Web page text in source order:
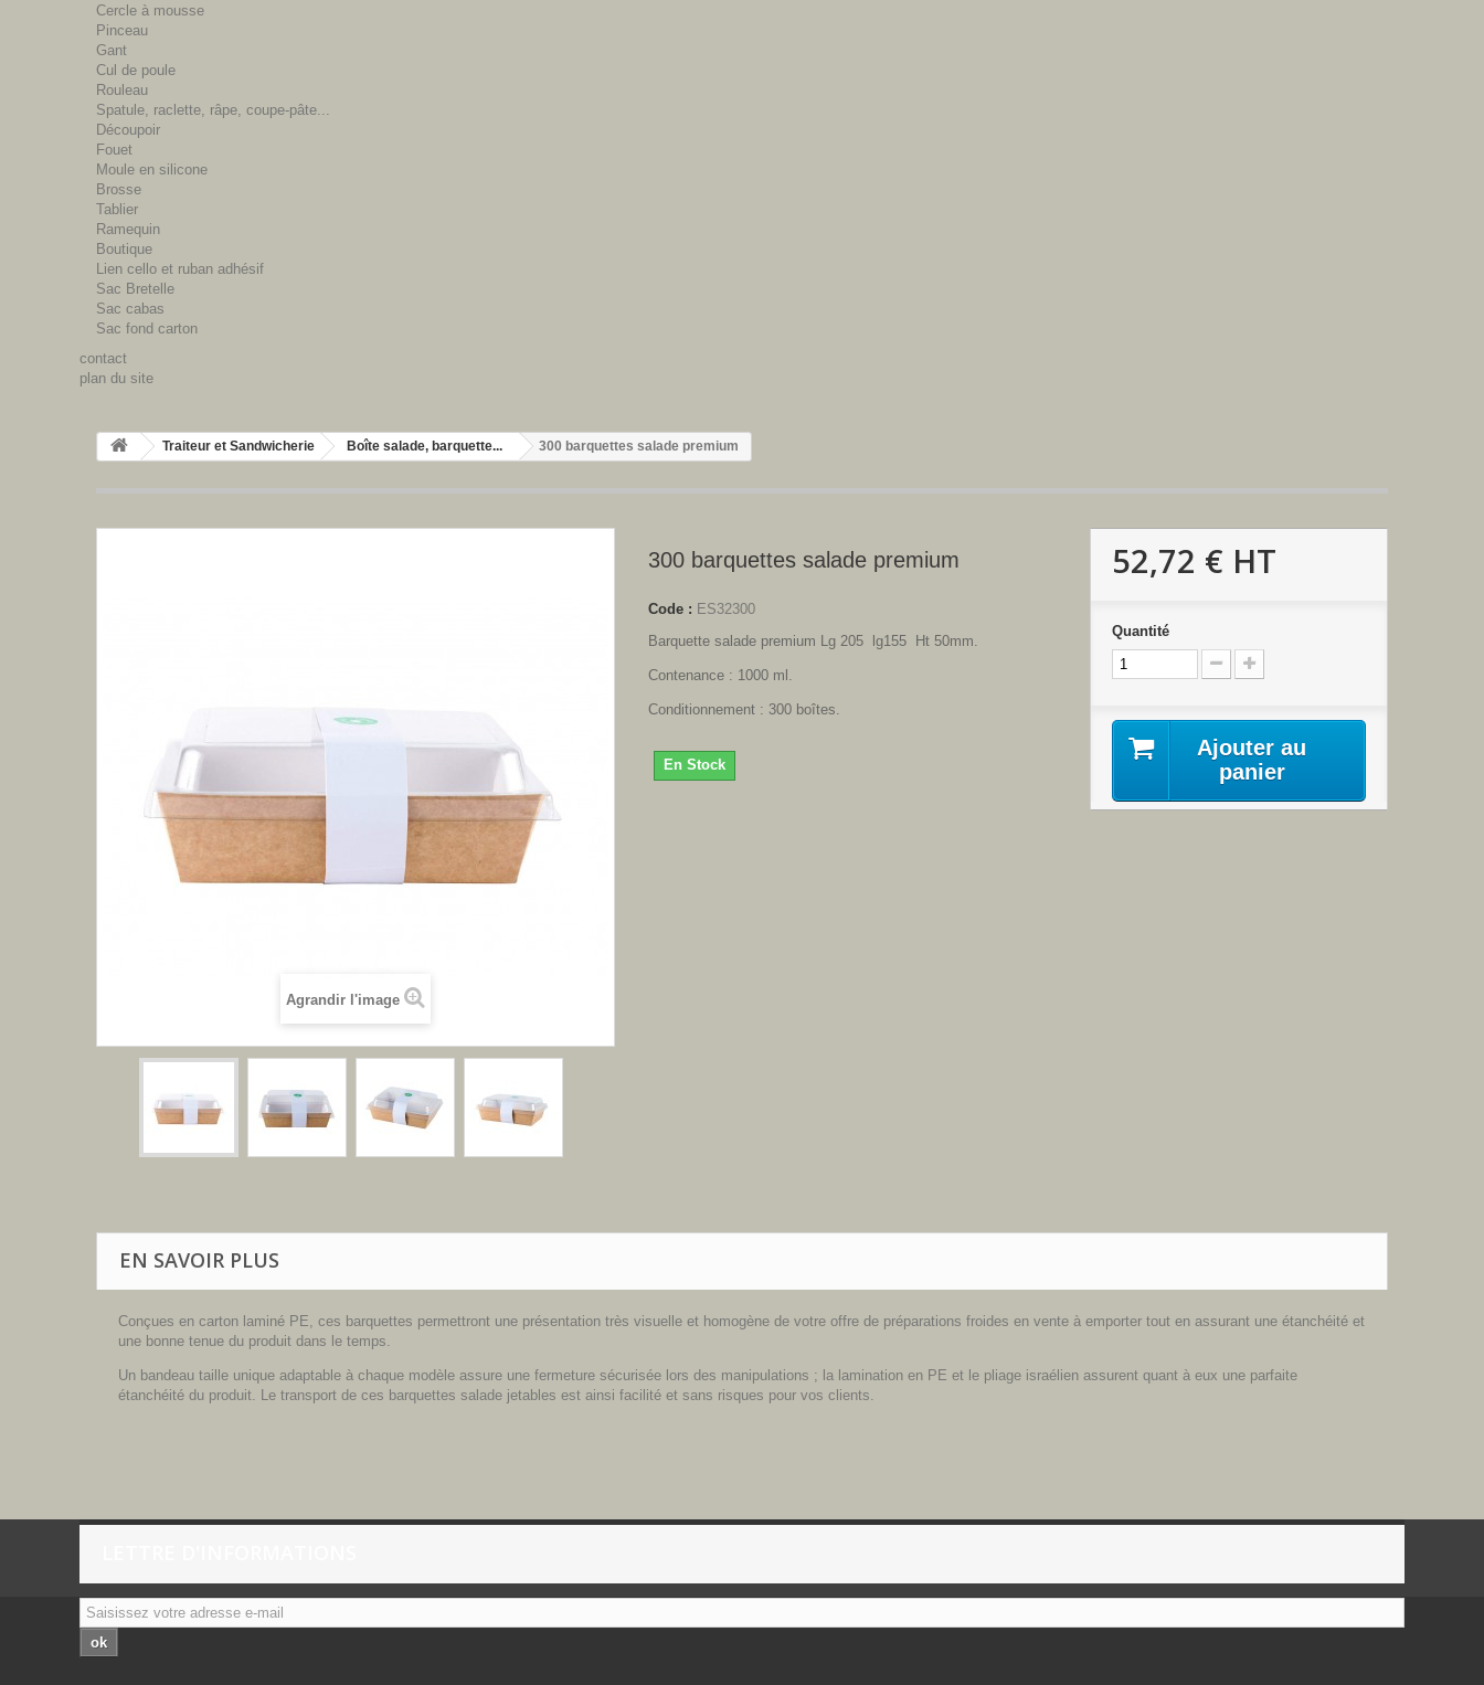
Cercle à mousse
Pinceau
Gant
Cul de poule
Rouleau
Spatule, raclette, râpe, coupe-pâte...
Découpoir
Fouet
Moule en silicone
Brosse
Tablier
Ramequin
Boutique
Lien cello et ruban adhésif
Sac Bretelle
Sac cabas
Sac fond carton
contact
plan du site
Traiteur et Sandwicherie Boîte salade, barquette... 300 barquettes salade premium
Agrandir l'image
300 barquettes salade premium
Code : ES32300
Barquette salade premium Lg 205 lg155 Ht 50mm.
Contenance : 1000 ml.
Conditionnement : 300 boîtes.
En Stock
52,72 € HT
Quantité
Ajouter au
panier
EN SAVOIR PLUS
Conçues en carton laminé PE, ces barquettes permettront une présentation très visuelle et homogène de votre offre de préparations froides en vente à emporter tout en assurant une étanchéité et
une bonne tenue du produit dans le temps.
Un bandeau taille unique adaptable à chaque modèle assure une fermeture sécurisée lors des manipulations ; la lamination en PE et le pliage israélien assurent quant à eux une parfaite
étanchéité du produit. Le transport de ces barquettes salade jetables est ainsi facilité et sans risques pour vos clients.
ok